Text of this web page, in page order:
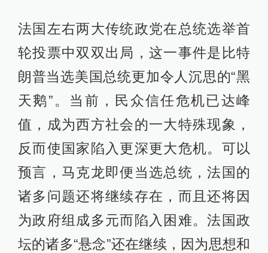
法国左右两大传统政党在总统选举首
轮投票中双双出局，这一事件是比特
朗普当选美国总统更加令人沉思的“黑
天鹅”。当前，民众信任危机已达峰
值，成为西方社会的一大特殊现象，
反而使国家陷入更深更大危机。可以
预言，马克龙即便当选总统，法国的
诸多问题还将继续存在，而且还将因
为政府组成多元而陷入困难。法国政
坛的诸多“悬念”还在继续，因为思想和